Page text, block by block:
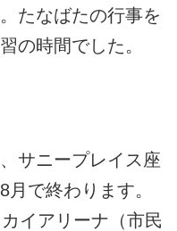
たなばたの行事を
の時間でした。
サニープレイス座
で終わります。
イアリーナ（市民